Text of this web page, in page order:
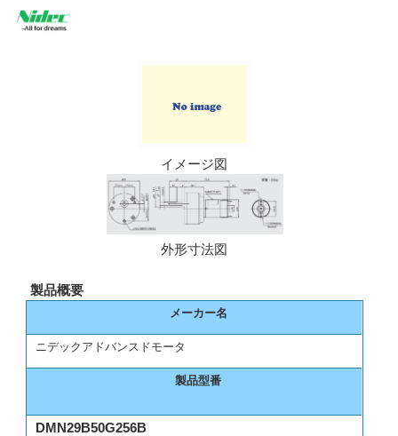
イメージ図
外形寸法図
製品概要
メーカー名
ニデックアドバンスドモータ
製品型番
DMN29B50G256B